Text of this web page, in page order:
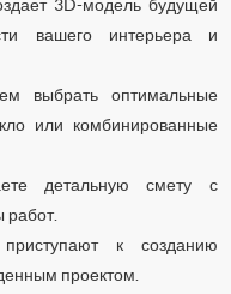
3D-модель будущей
вашего интерьера и
выбрать оптимальные
или комбинированные
детальную смету с
работ.
к созданию
проектом.